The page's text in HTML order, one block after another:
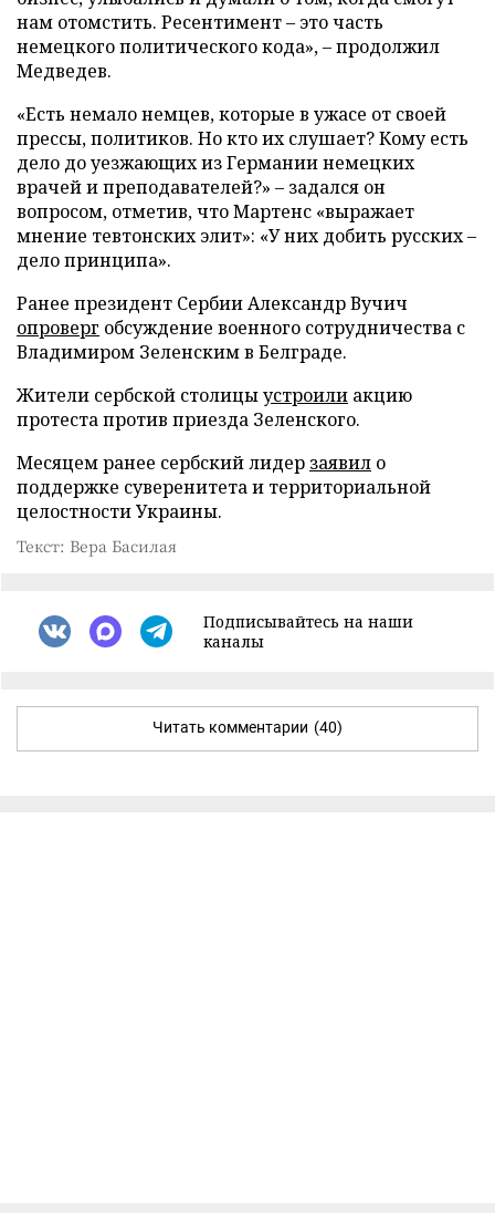
нам отомстить. Ресентимент – это часть
немецкого политического кода», – продолжил
Медведев.
«Есть немало немцев, которые в ужасе от своей
прессы, политиков. Но кто их слушает? Кому есть
дело до уезжающих из Германии немецких
врачей и преподавателей?» – задался он
вопросом, отметив, что Мартенс «выражает
мнение тевтонских элит»: «У них добить русских –
дело принципа».
Ранее президент Сербии Александр Вучич
опроверг обсуждение военного сотрудничества с
Владимиром Зеленским в Белграде.
Жители сербской столицыустроили акцию
протеста против приезда Зеленского.
Месяцем ранее сербский лидер заявил о
поддержке суверенитета и территориальной
целостности Украины.
Текст: Вера Басилая
Подписывайтесь на наши
каналы
Читать комментарии (40)